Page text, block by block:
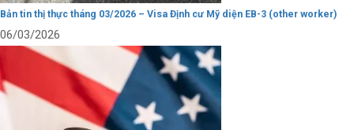
Bản tin thị thực tháng 03/2026 – Visa Định cư Mỹ diện EB-3 (other worker)
06/03/2026